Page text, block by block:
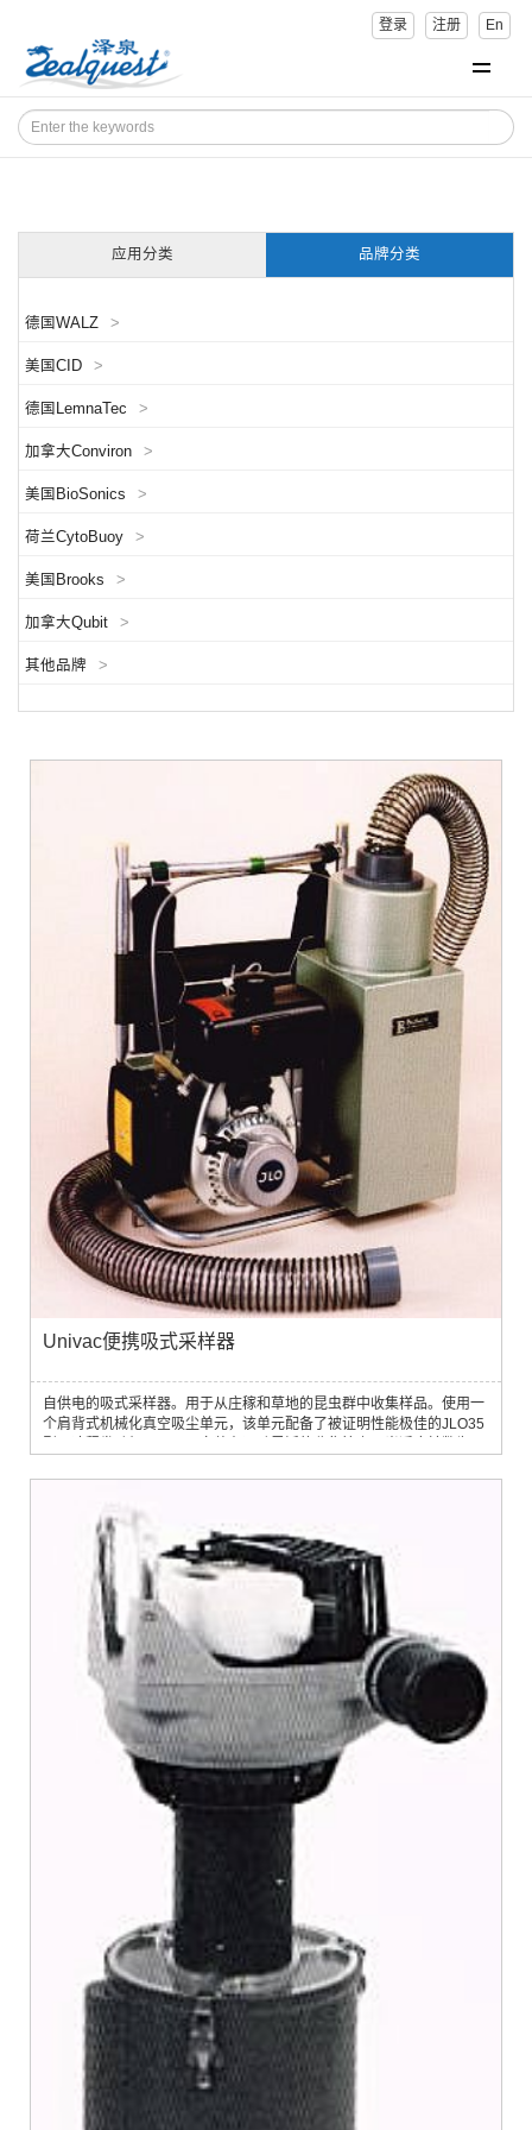
登录 注册 En
应用分类 品牌分类
德国WALZ >
美国CID >
德国LemnaTec >
加拿大Conviron >
美国BioSonics >
荷兰CytoBuoy >
美国Brooks >
加拿大Qubit >
其他品牌 >
Univac便携吸式采样器
自供电的吸式采样器。用于从庄稼和草地的昆虫群中收集样品。使用一
个肩背式机械化真空吸尘单元，该单元配备了被证明性能极佳的JLO35
吸尘可超过180 毫米百克（Hg）。全重为12 kg。